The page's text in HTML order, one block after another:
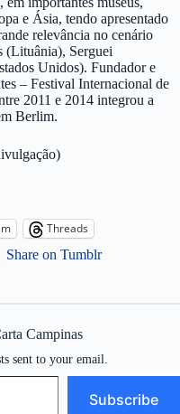
e Ásia, tendo apresentado
relevância no cenário
(Lituânia), Serguei
Unidos). Fundador e
– Festival Internacional de
2011 e 2014 integrou a
Berlim.
Threads
Share on Tumblr
Campinas
sent to your email.
Subscribe